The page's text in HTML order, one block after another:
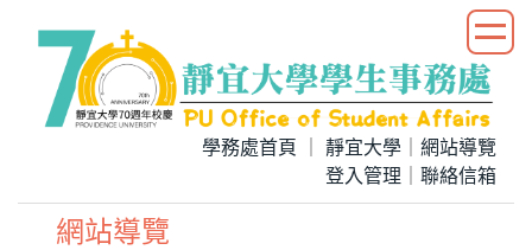
學務處首頁 靜宜大學
網站導覽
登入管理
聯絡信箱
網站導覽